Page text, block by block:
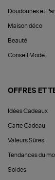
Doudounes et
Maison déco
Beauté
Conseil Mode
OFFRES ET
Idées Cadeaux
Carte Cadeau
Valeurs Sûres
Tendances du
Soldes